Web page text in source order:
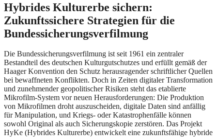
Hybrides Kulturerbe sichern:
Zukunftssichere Strategien für die
Bundessicherungsverfilmung
Die Bundessicherungsverfilmung ist seit 1961 ein zentraler
Bestandteil des deutschen Kulturgutschutzes und erfüllt gemäß der
Haager Konvention den Schutz herausragender schriftlicher Quellen
bei bewaffneten Konflikten. Doch in Zeiten digitaler Transformation
und zunehmender geopolitischer Risiken steht das etablierte
Mikrofilm-System vor neuen Herausforderungen: Die Produktion
von Mikrofilmen droht auszuscheiden, digitale Daten sind anfällig
für Manipulation, und Kriegs- oder Katastrophenfälle können
sowohl Original als auch Sicherungskopie zerstören. Das Projekt
HyKe (Hybrides Kulturerbe) entwickelt eine zukunftsfähige hybride